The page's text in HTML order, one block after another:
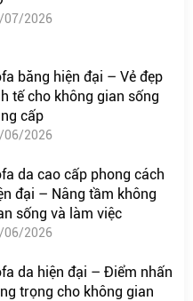
07/2026
băng hiện đại – Vẻ đẹp
tế cho không gian sống
cấp
06/2026
da cao cấp phong cách
đại – Nâng tầm không
sống và làm việc
06/2026
da hiện đại – Điểm nhấn
trọng cho không gian